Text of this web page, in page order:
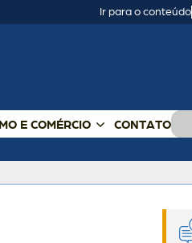
Ir para o conteúdo
E COMÉRCIO CONTATO